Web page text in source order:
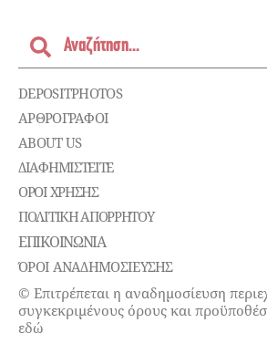
DEPOSITPHOTOS
ΑΡΘΡΟΓΡΑΦΟΙ
ABOUT US
ΔΙΑΦΗΜΙΣΤΕΊΤΕ
ΌΡΟΙ ΧΡΉΣΗΣ
ΠΟΛΙΤΙΚΉ ΑΠΟΡΡΉΤΟΥ
ΕΠΙΚΟΙΝΩΝΊΑ
ΌΡΟΙ ΑΝΑΔΗΜΟΣΙΕΥΣΗΣ
© Επιτρέπεται η αναδημοσίευση
συγκεκριμένους όρους και
εδώ